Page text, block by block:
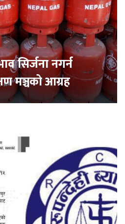
सिर्जना नगर्न
मञ्चको आग्रह